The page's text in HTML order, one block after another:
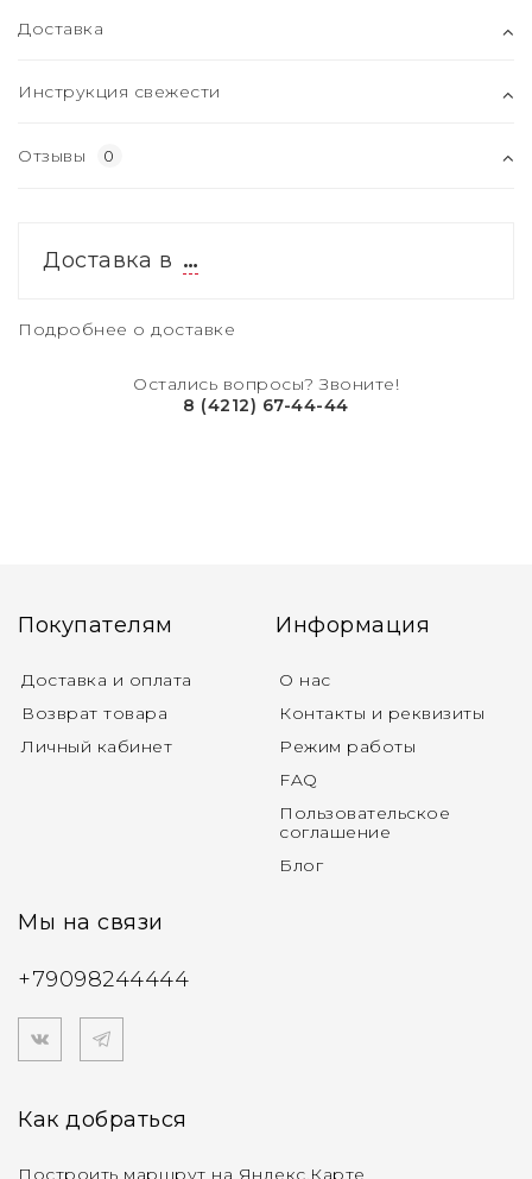
Доставка
Инструкция свежести
Отзывы 0
Доставка в …
Подробнее о доставке
Остались вопросы? Звоните!
8 (4212) 67-44-44
Покупателям
Доставка и оплата
Возврат товара
Личный кабинет
Информация
О нас
Контакты и реквизиты
Режим работы
FAQ
Пользовательское
соглашение
Блог
Мы на связи
+79098244444
Как добраться
Построить маршрут на Яндекс.Карте